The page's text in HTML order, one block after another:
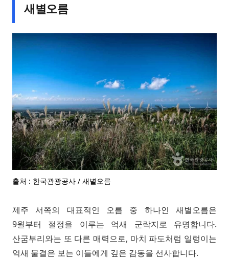
새별오름
출처 : 한국관광공사 / 새별오름
제주 서쪽의 대표적인 오름 중 하나인 새별오름은
9월부터 절정을 이루는 억새 군락지로 유명합니다.
산굼부리와는 또 다른 매력으로, 마치 파도처럼 일렁이는
억새 물결은 보는 이들에게 깊은 감동을 선사합니다.